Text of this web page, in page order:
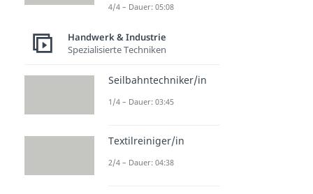
4/4 – Dauer: 05:08
Handwerk & Industrie
Spezialisierte Techniken
Seilbahntechniker/in
1/4 – Dauer: 03:45
Textilreiniger/in
2/4 – Dauer: 04:38